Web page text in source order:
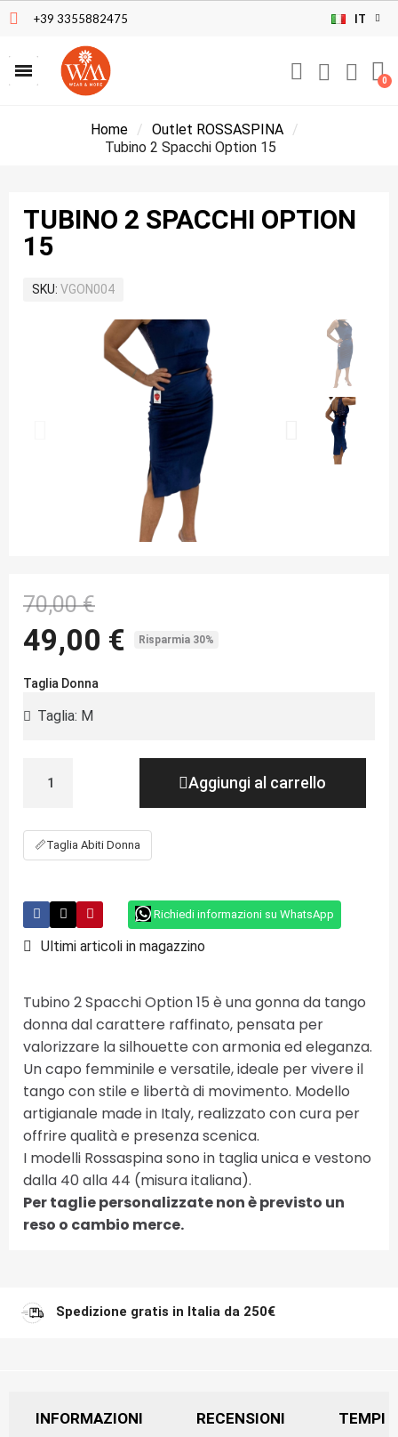
+39 3355882475 IT
Home
Outlet ROSSASPINA
Tubino 2 Spacchi Option 15
TUBINO 2 SPACCHI OPTION
15
SKU VGON004
70,00 €
49,00 € Risparmia 30%
Taglia Donna
Aggiungi al carrello
📏Taglia Abiti Donna
Richiedi informazioni su WhatsApp
Ultimi articoli in magazzino
Tubino 2 Spacchi Option 15 è una gonna da tango
donna dal carattere raffinato, pensata per
valorizzare la silhouette con armonia ed eleganza.
Un capo femminile e versatile, ideale per vivere il
tango con stile e libertà di movimento. Modello
artigianale made in Italy, realizzato con cura per
offrire qualità e presenza scenica.
I modelli Rossaspina sono in taglia unica e vestono
dalla 40 alla 44 (misura italiana).
Per taglie personalizzate non è previsto un
reso o cambio merce.
Spedizione gratis in Italia da 250€
INFORMAZIONI RECENSIONI TEMPI